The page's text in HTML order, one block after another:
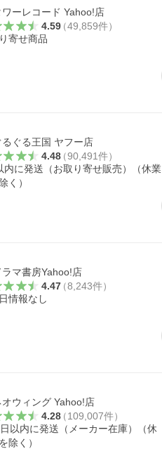
ワーレコード Yahoo!店
4.59（49,859件）
寄せ商品
るぐる王国 ヤフー店
4.48（90,491件）
内に発送（お取り寄せ販売）（休業
く）
ラマ書房Yahoo!店
4.47（8,243件）
情報なし
オウィング Yahoo!店
4.28（109,007件）
以内に発送（メーカー在庫）（休
除く）